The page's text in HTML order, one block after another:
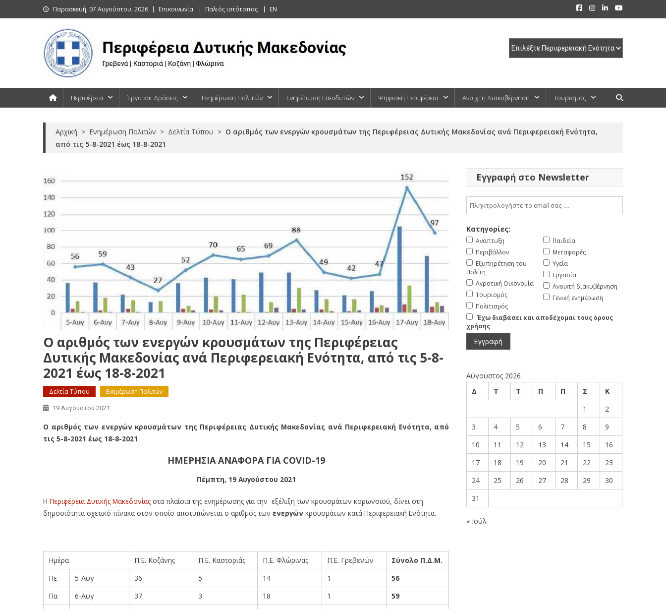
to
Παρασκευή, 07 Αυγούστου, 2026 Επικοινωνία Παλιός ιστότοπος EN
Περιφέρεια Έργα και Δράσεις Ενημέρωση Πολιτών Ενημέρωση Επενδυτών Ψηφιακή Περιφέρεια Ανοιχτή Διακυβέρνηση Τουρισμός
Αρχική > Ενημέρωση Πολιτών > Δελτία Τύπου > Ο αριθμός των ενεργών κρουσμάτων της Περιφέρειας Δυτικής Μακεδονίας ανά Περιφερειακή Ενότητα,
από τις 5-8-2021 έως 18-8-2021
Ο αριθμός των ενεργών κρουσμάτων της Περιφέρειας
Δυτικής Μακεδονίας ανά Περιφερειακή Ενότητα, από τις 5-8-
2021 έως 18-8-2021
Δελτία Τύπου Ενημέρωση Πολιτών
19 Αυγούστου 2021
Ο αριθμός των ενεργών κρουσμάτων της Περιφέρειας Δυτικής Μακεδονίας ανά Περιφερειακή Ενότητα, από
τις 5-8-2021 έως 18-8-2021
ΗΜΕΡΗΣΙΑ ΑΝΑΦΟΡΑ ΓΙΑ COVID-19
Πέμπτη, 19 Αυγούστου 2021
Η Περιφέρεια Δυτικής Μακεδονίας στα πλαίσια της ενημέρωσης για την εξέλιξη των κρουσμάτων κορωνοϊού, δίνει στη
δημοσιότητα σχετικό πίνακα στον οποίο αποτυπώνεται ο αριθμός των ενεργών κρουσμάτων κατά Περιφερειακή Ενότητα.
Ημέρα Π.Ε. Κοζάνης Π.Ε. Καστοριάς Π.Ε. Φλώρινας Π.Ε. Γρεβενών
Σύνολο Π.Δ.Μ.
Πε
5-Αυγ 36 5 14 1
56
Πα
6-Αυγ 37 3 18 1
59
Εγγραφή στο Newsletter
Κατηγορίες:
Ανάπτυξη
Περιβάλλον
Εξυπηρέτηση του
Πολίτη
Αγροτική Οικονομία
Τουρισμός
Πολιτισμός
Παιδεία
Μεταφορές
Υγεία
Εργασία
Ανοικτή διακυβέρνηση
Γενική ενημέρωση
Έχω διαβάσει και αποδέχομαι τους όρους
χρήσης
Αύγουστος 2026
Δ
Τ Τ Π Π Σ
Κ
1
2
3
4 5 6 7 8
9
10
11 12 13 14 15
16
17
18 19 20 21 22
23
24
25 26 27 28 29
30
31
« Ιούλ